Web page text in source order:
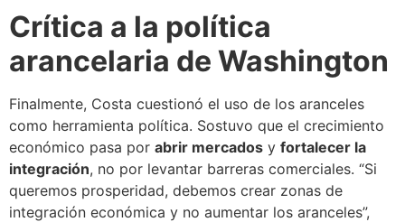
Crítica a la política
arancelaria de Washington
Finalmente, Costa cuestionó el uso de los aranceles
como herramienta política. Sostuvo que el crecimiento
económico pasa por abrir mercados y fortalecer la
integración, no por levantar barreras comerciales. “Si
queremos prosperidad, debemos crear zonas de
integración económica y no aumentar los aranceles”,